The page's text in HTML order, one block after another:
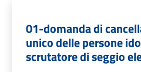
01-domanda di
unico delle persone
scrutatore di seggio